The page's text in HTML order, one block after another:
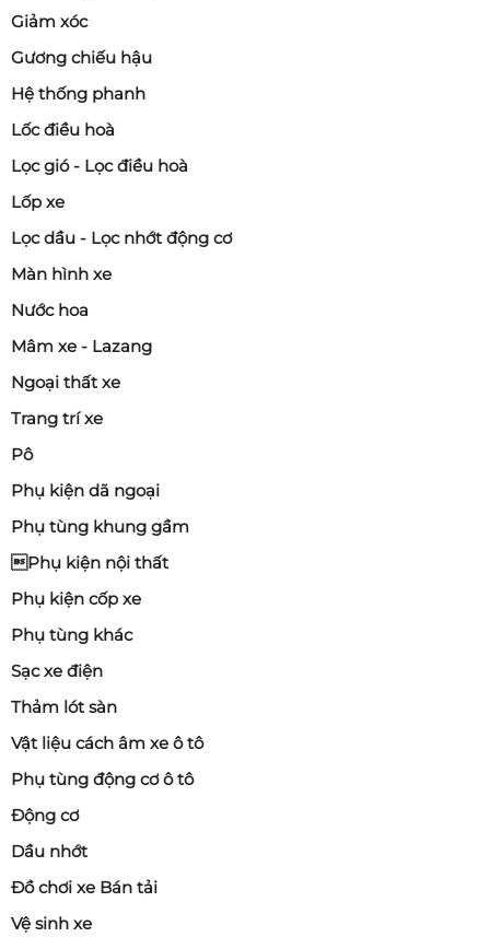
Giảm xóc
Gương chiếu hậu
Hệ thống phanh
Lốc điều hoà
Lọc gió - Lọc điều hoà
Lốp xe
Lọc dầu - Lọc nhớt động cơ
Màn hình xe
Nước hoa
Mâm xe - Lazang
Ngoại thất xe
Trang trí xe
Pô
Phụ kiện dã ngoại
Phụ tùng khung gầm
Phụ kiện nội thất
Phụ kiện cốp xe
Phụ tùng khác
Sạc xe điện
Thảm lót sàn
Vật liệu cách âm xe ô tô
Phụ tùng động cơ ô tô
Động cơ
Dầu nhớt
Đồ chơi xe Bán tải
Vệ sinh xe